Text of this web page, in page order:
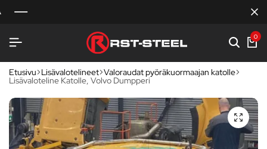
0
Etusivu Lisävalotelineet Valoraudat pyöräkuormaajan katolle
Lisävaloteline Katolle, Volvo Dumpperi